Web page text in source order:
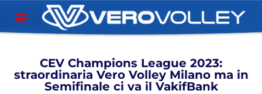
CEV Champions League 2023:
straordinaria Vero Volley Milano ma in
Semifinale ci va il VakifBank